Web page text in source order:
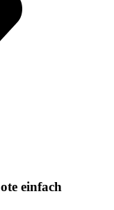
einfach